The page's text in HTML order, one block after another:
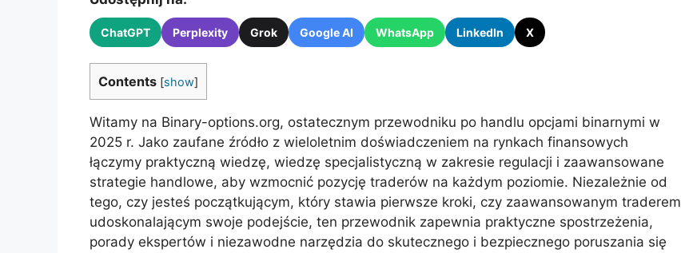
ChatGPT Perplexity Grok Google AI WhatsApp LinkedIn X
Contents [show]
Witamy na Binary-options.org, ostatecznym przewodniku po handlu opcjami binarnymi w
2025 r. Jako zaufane źródło z wieloletnim doświadczeniem na rynkach finansowych
łączymy praktyczną wiedzę, wiedzę specjalistyczną w zakresie regulacji i zaawansowane
strategie handlowe, aby wzmocnić pozycję traderów na każdym poziomie. Niezależnie od
tego, czy jesteś początkującym, który stawia pierwsze kroki, czy zaawansowanym traderem
udoskonalającym swoje podejście, ten przewodnik zapewnia praktyczne spostrzeżenia,
porady ekspertów i niezawodne narzędzia do skutecznego i bezpiecznego poruszania się